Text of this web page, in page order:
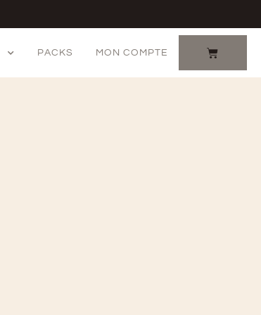
PACKS MON COMPTE